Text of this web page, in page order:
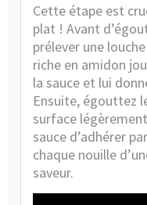
Cette étape est
plat ! Avant
prélever une
riche en amidon
la sauce et lui
Ensuite, égouttez
surface
sauce d’adhérer
chaque nouille
saveur.